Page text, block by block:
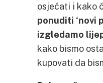
osjećati i kako
ponuditi ‘novi
izgledamo
kako bismo
kupovati da